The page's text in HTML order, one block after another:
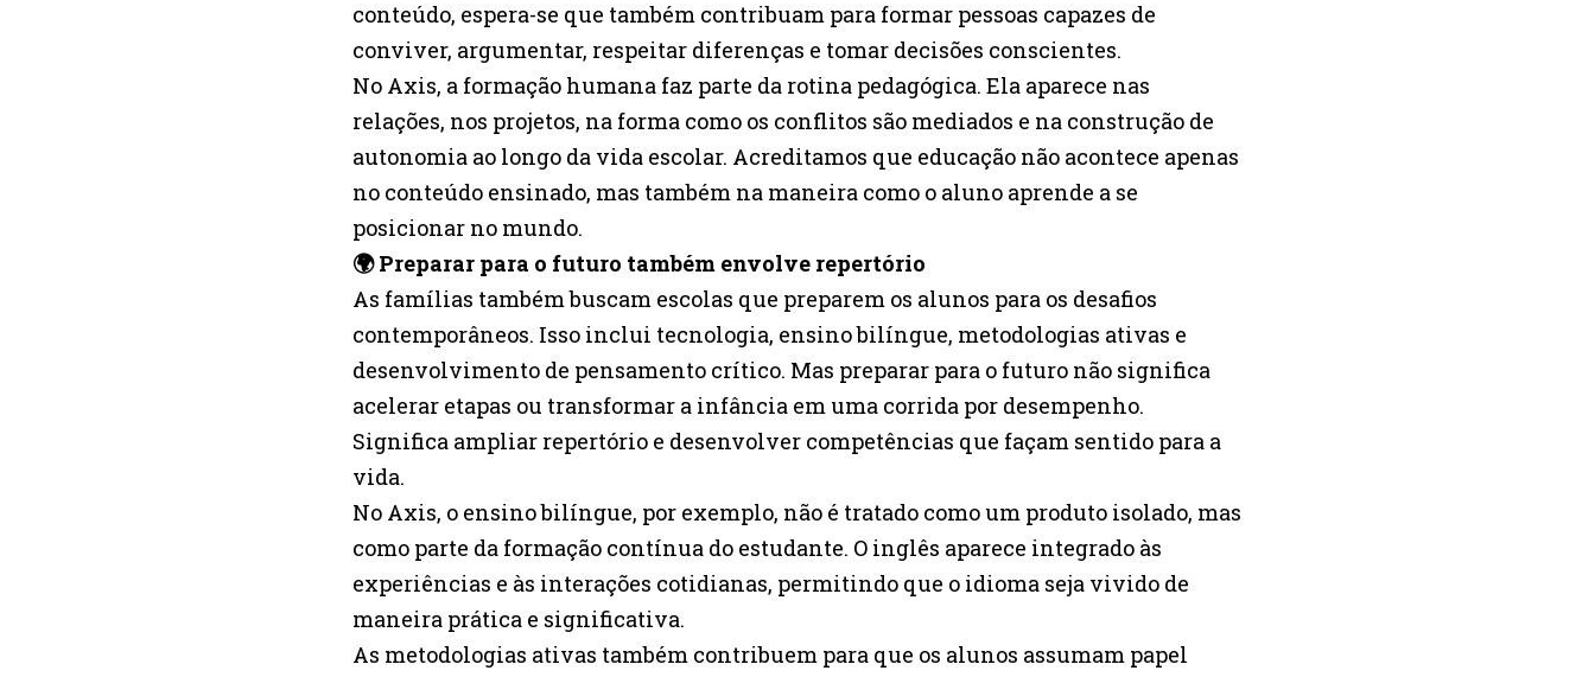
conteúdo, espera-se que também contribuam para formar pessoas capazes de
conviver, argumentar, respeitar diferenças e tomar decisões conscientes.
No Axis, a formação humana faz parte da rotina pedagógica. Ela aparece nas
relações, nos projetos, na forma como os conflitos são mediados e na construção de
autonomia ao longo da vida escolar. Acreditamos que educação não acontece apenas
no conteúdo ensinado, mas também na maneira como o aluno aprende a se
posicionar no mundo.
🌍 Preparar para o futuro também envolve repertório
As famílias também buscam escolas que preparem os alunos para os desafios
contemporâneos. Isso inclui tecnologia, ensino bilíngue, metodologias ativas e
desenvolvimento de pensamento crítico. Mas preparar para o futuro não significa
acelerar etapas ou transformar a infância em uma corrida por desempenho.
Significa ampliar repertório e desenvolver competências que façam sentido para a
vida.
No Axis, o ensino bilíngue, por exemplo, não é tratado como um produto isolado, mas
como parte da formação contínua do estudante. O inglês aparece integrado às
experiências e às interações cotidianas, permitindo que o idioma seja vivido de
maneira prática e significativa.
As metodologias ativas também contribuem para que os alunos assumam papel